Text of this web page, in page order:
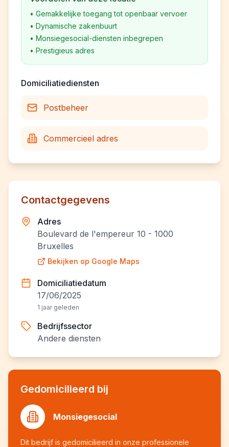
• Gemakkelijke toegang tot openbaar vervoer
• Dynamische zakenbuurt
• Monsiegesocial-diensten inbegrepen
• Prestigieus adres
Domiciliatiediensten
Postbeheer
Commercieel adres
Contactgegevens
Adres
Boulevard de l'empereur 10 - 1000
Bruxelles
Bekijken op Google Maps
Domiciliatiedatum
17/06/2025
1 jaar geleden
Bedrijfssector
Andere diensten
Gedomicilieerd bij
Monsiegesocial
Dit bedrijf is gedomicilieerd in onze professionele